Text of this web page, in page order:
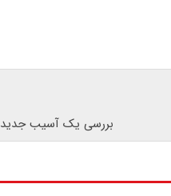
بررسی یک آسیب جدید